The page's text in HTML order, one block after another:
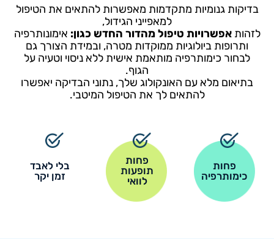
פחות
כימותרפיה
פחות
תופעות
לוואי
בלי לאבד
זמן יקר
בדיקות גנומיות מתקדמות מאפשרות להתאים את הטיפול
למאפייני הגידול,
לזהותאפשרויות טיפול מהדור החדש כגון: אימונותרפיה
ותרופות ביולוגיות ממוקדות מטרה, ובמידת הצורך גם
לבחור כימותרפיה מותאמת אישית ללא ניסוי וטעיה על
הגוף.
בתיאום מלא עם האונקולוג שלך, נתוני הבדיקה יאפשרו
להתאים לך את הטיפול המיטבי.